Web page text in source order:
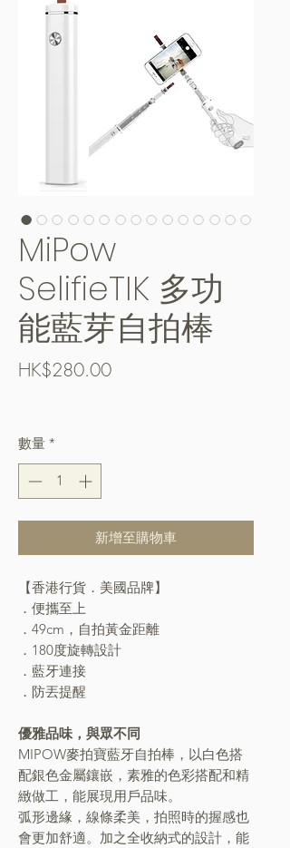
MiPow
SelifieTIK 多功
能藍芽自拍棒
HK$280.00價
數量 *
新增至購物車
【香港行貨．美國品牌】
．便攜至上
．49cm，自拍黃金距離
．180度旋轉設計
．藍牙連接
．防丟提醒
優雅品味，與眾不同
MIPOW麥拍寶藍牙自拍棒，以白色搭
配銀色金屬鑲嵌，素雅的色彩搭配和精
緻做工，能展現用戶品味。
弧形邊緣，線條柔美，拍照時的握感也
會更加舒適。加之全收納式的設計，能